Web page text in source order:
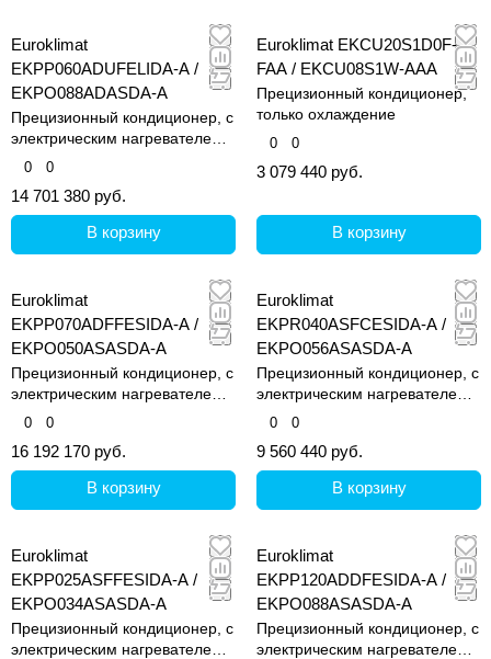
Euroklimat
EKPP060ADUFELIDA-A /
EKPO088ADASDA-A
Прецизионный кондиционер, с
электрическим нагревателем и
увлажнителем
0 0
14 701 380 руб.
В корзину
Euroklimat EKCU20S1D0F-
FAA / EKCU08S1W-AAA
Прецизионный кондиционер,
только охлаждение
0 0
3 079 440 руб.
В корзину
Euroklimat
EKPP070ADFFESIDA-A /
EKPO050ASASDA-A
Прецизионный кондиционер, с
электрическим нагревателем и
увлажнителем
0 0
16 192 170 руб.
В корзину
Euroklimat
EKPR040ASFCESIDA-A /
EKPO056ASASDA-A
Прецизионный кондиционер, с
электрическим нагревателем и
увлажнителем
0 0
9 560 440 руб.
В корзину
Euroklimat
EKPP025ASFFESIDA-A /
EKPO034ASASDA-A
Прецизионный кондиционер, с
электрическим нагревателем и
Euroklimat
EKPP120ADDFESIDA-A /
EKPO088ASASDA-A
Прецизионный кондиционер, с
электрическим нагревателем и